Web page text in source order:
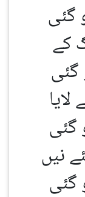
گئی
کے
گئی
نیں
گئی